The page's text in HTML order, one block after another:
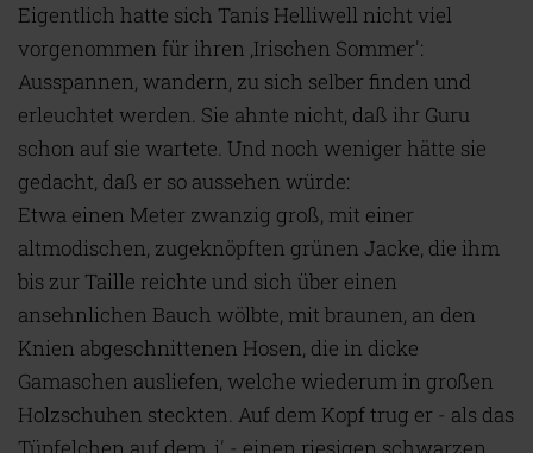
Eigentlich hatte sich Tanis Helliwell nicht viel
vorgenommen für ihren ,Irischen Sommer':
Ausspannen, wandern, zu sich selber finden und
erleuchtet werden. Sie ahnte nicht, daß ihr Guru
schon auf sie wartete. Und noch weniger hätte sie
gedacht, daß er so aussehen würde:
Etwa einen Meter zwanzig groß, mit einer
altmodischen, zugeknöpften grünen Jacke, die ihm
bis zur Taille reichte und sich über einen
ansehnlichen Bauch wölbte, mit braunen, an den
Knien abgeschnittenen Hosen, die in dicke
Gamaschen ausliefen, welche wiederum in großen
Holzschuhen steckten. Auf dem Kopf trug er - als das